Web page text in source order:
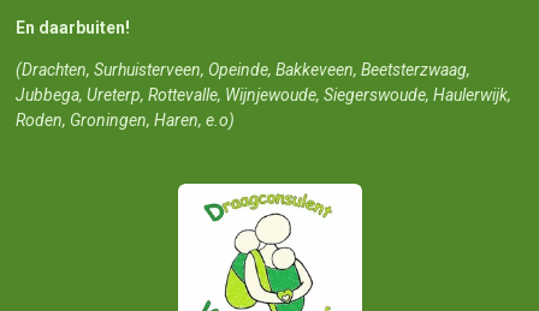
En daarbuiten!
(Drachten, Surhuisterveen, Opeinde, Bakkeveen, Beetsterzwaag,
Jubbega, Ureterp, Rottevalle, Wijnjewoude, Siegerswoude, Haulerwijk,
Roden, Groningen, Haren, e.o)